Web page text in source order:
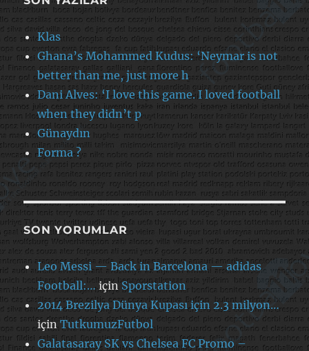
Klas
Ghana’s Mohammed Kudus: ‘Neymar is not
better than me, just more h
Dani Alves: ‘I love this game. I loved football
when they didn’t p
Günaydın
Forma ?
SON YORUMLAR
Leo Messi — Back in Barcelona — adidas
Football:… içinSporstation
2014 Brezilya Dünya Kupası için 2.3 milyon…
içinTutkumuzFutbol
Galatasaray SK vs Chelsea FC Promo –